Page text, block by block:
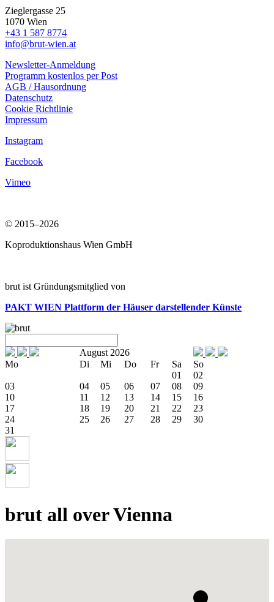
Zieglergasse 25
1070 Wien
+43 1 587 8774
info@brut-wien.at
Newsletter-Anmeldung
Programm kostenlos per Post
AGB / Hausordnung
Datenschutz
Cookie Richtlinie
Impressum
Instagram
Facebook
Vimeo
© 2015–2026
Koproduktionshaus Wien GmbH
brut ist Gründungsmitglied von
PAKT WIEN Plattform der Häuser darstellender Künste
August 2026
Mo
Di Mi Do Fr Sa
So
01
02
03
04 05 06 07 08
09
10
11 12 13 14 15
16
17
18 19 20 21 22
23
24
25 26 27 28 29
30
31
brut all over Vienna